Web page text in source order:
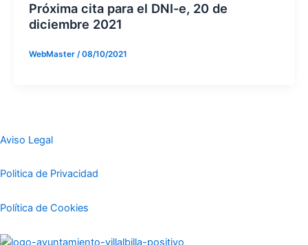
Próxima cita para el DNI-e, 20 de
diciembre 2021
WebMaster /08/10/2021
Aviso Legal
Politica de Privacidad
Política de Cookies